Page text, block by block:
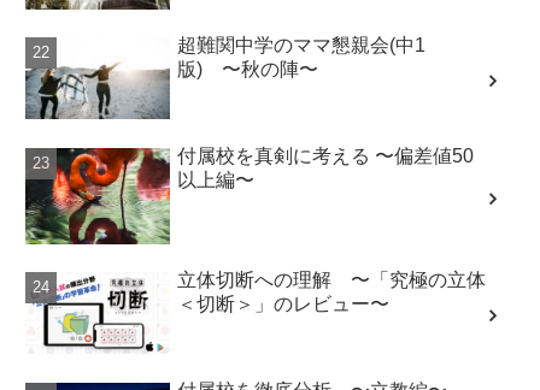
超難関中学のママ懇親会(中1
版) 〜秋の陣〜
付属校を真剣に考える 〜偏差値50
以上編〜
立体切断への理解 〜「究極の立体
＜切断＞」のレビュー〜